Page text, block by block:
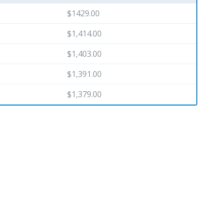
$1429.00
$1,414.00
$1,403.00
$1,391.00
$1,379.00